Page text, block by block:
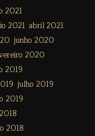
2021
2021 abril 2021
junho 2020
2020
2019
julho 2019
2019
2018